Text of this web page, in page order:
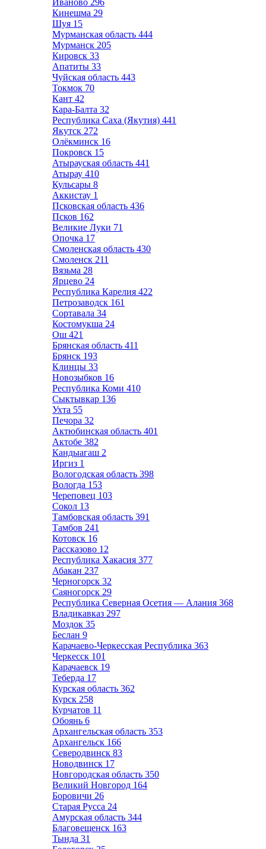
Иваново 296
Кинешма 29
Шуя 15
Мурманская область 444
Мурманск 205
Кировск 33
Апатиты 33
Чуйская область 443
Токмок 70
Кант 42
Кара-Балта 32
Республика Саха (Якутия) 441
Якутск 272
Олёкминск 16
Покровск 15
Атырауская область 441
Атырау 410
Кульсары 8
Аккистау 1
Псковская область 436
Псков 162
Великие Луки 71
Опочка 17
Смоленская область 430
Смоленск 211
Вязьма 28
Ярцево 24
Республика Карелия 422
Петрозаводск 161
Сортавала 34
Костомукша 24
Ош 421
Брянская область 411
Брянск 193
Клинцы 33
Новозыбков 16
Республика Коми 410
Сыктывкар 136
Ухта 55
Печора 32
Актюбинская область 401
Актобе 382
Кандыагаш 2
Иргиз 1
Вологодская область 398
Вологда 153
Череповец 103
Сокол 13
Тамбовская область 391
Тамбов 241
Котовск 16
Рассказово 12
Республика Хакасия 377
Абакан 237
Черногорск 32
Саяногорск 29
Республика Северная Осетия — Алания 368
Владикавказ 297
Моздок 35
Беслан 9
Карачаево-Черкесская Республика 363
Черкесск 101
Карачаевск 19
Теберда 17
Курская область 362
Курск 258
Курчатов 11
Обоянь 6
Архангельская область 353
Архангельск 166
Северодвинск 83
Новодвинск 17
Новгородская область 350
Великий Новгород 164
Боровичи 26
Старая Русса 24
Амурская область 344
Благовещенск 163
Тында 31